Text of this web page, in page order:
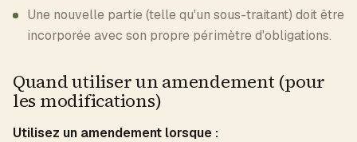
Une nouvelle partie (telle qu'un sous-traitant) doit être
incorporée avec son propre périmètre d'obligations.
Quand utiliser un amendement (pour
les modifications)
Utilisez un amendement lorsque :